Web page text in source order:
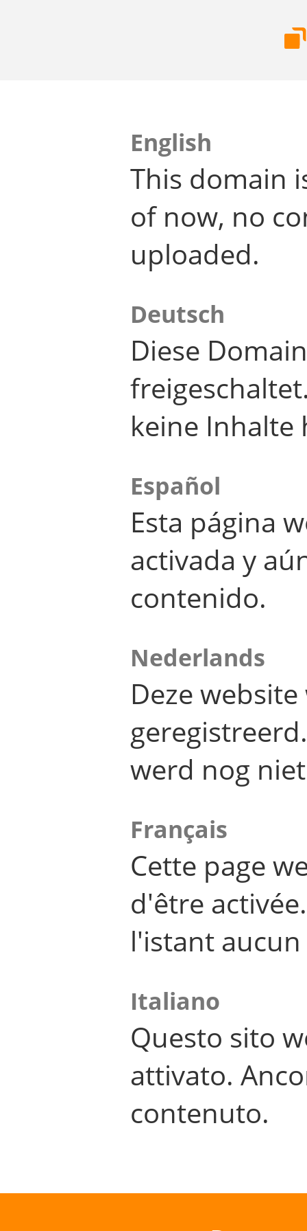
English
This domain
of now, no
uploaded.
Deutsch
Diese
keine Inhalte
Español
Esta página
activada y
contenido.
Nederlands
Deze
werd nog
Français
Cette page
d'être
l'istant
Italiano
Questo sito
attivato.
contenuto.